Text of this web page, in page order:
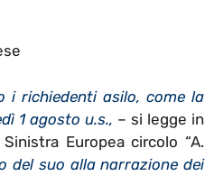
i richiedenti asilo, come la
1 agosto u.s., – si legge in
Europea circolo “A.
del suo alla narrazione dei